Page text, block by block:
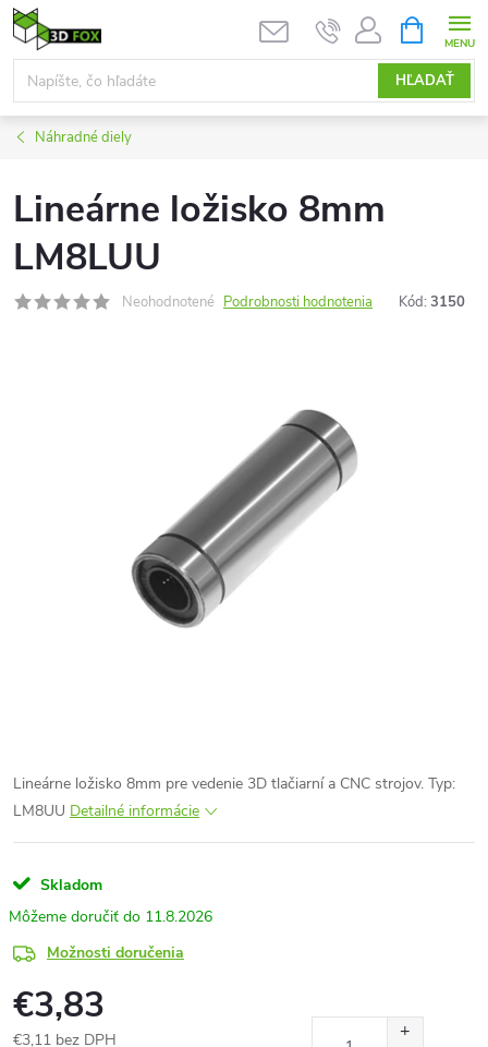
Prejsť
na
obsah
HĽADAŤ
KOŠÍK
Náhradné diely
Lineárne ložisko 8mm
LM8LUU
Neohodnotené Podrobnosti hodnotenia Kód: 3150
Lineárne ložisko 8mm pre vedenie 3D tlačiarní a CNC strojov. Typ:
LM8UU Detailné informácie
Skladom
11.8.2026
Možnosti doručenia
€3,83
€3,11 bez DPH